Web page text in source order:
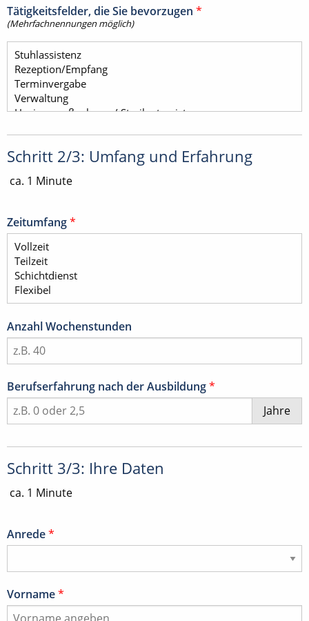
Tätigkeitsfelder, die Sie bevorzugen *
(Mehrfachnennungen möglich)
Schritt 2/3: Umfang und Erfahrung
ca. 1 Minute
Zeitumfang*
Anzahl Wochenstunden
Berufserfahrung nach der Ausbildung*
Jahre
Schritt 3/3: Ihre Daten
ca. 1 Minute
Anrede*
Vorname*